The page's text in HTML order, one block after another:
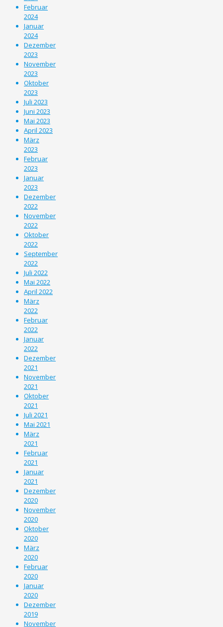
Februar
2024
Januar
2024
Dezember
2023
November
2023
Oktober
2023
Juli 2023
Juni 2023
Mai 2023
April 2023
März
2023
Februar
2023
Januar
2023
Dezember
2022
November
2022
Oktober
2022
September
2022
Juli 2022
Mai 2022
April 2022
März
2022
Februar
2022
Januar
2022
Dezember
2021
November
2021
Oktober
2021
Juli 2021
Mai 2021
März
2021
Februar
2021
Januar
2021
Dezember
2020
November
2020
Oktober
2020
März
2020
Februar
2020
Januar
2020
Dezember
2019
November